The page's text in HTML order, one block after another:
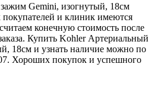
Gemini, изогнутый, 18см
покупателей и клиник имеются
конечную стоимость после
Купить Kohler Артериальный
18см и узнать наличие можно по
Хороших покупок и успешного